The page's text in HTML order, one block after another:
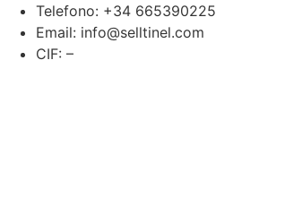
Telefono: +34 665390225
Email: info@selltinel.com
CIF: –